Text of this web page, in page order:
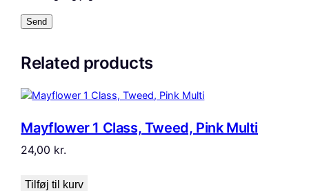
Related products
Mayflower 1 Class, Tweed, Pink Multi
24,00 kr.
Tilføj til kurv